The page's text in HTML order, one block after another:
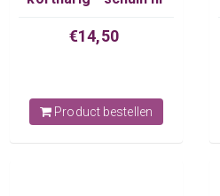
€14,50
Product bestellen